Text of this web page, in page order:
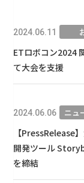
2024.06.11
ETロボコン2024
て大会を支援
2024.06.06 ニュ
【PressRelease
開発ツール
を締結